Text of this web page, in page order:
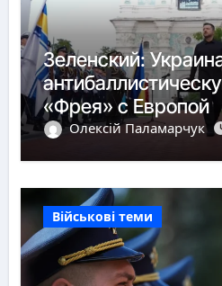
Зеленский:
«Фрея» с Европой
Олексій Паламарчук
Військові теми